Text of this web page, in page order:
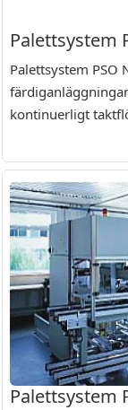
Palettsystem
Palettsystem PSO
kontinuerligt
Palettsystem